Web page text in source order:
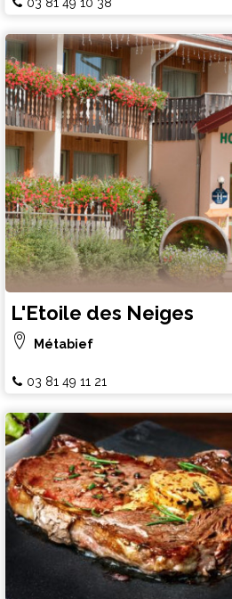
L'Etoile des Neiges
Métabief
03 81 49 11 21